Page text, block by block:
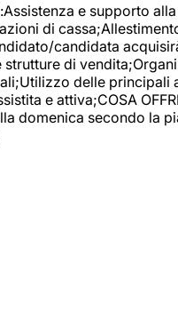
e supporto
di
candidata
di
delle principali
e attiva;COSA
domenica secondo la